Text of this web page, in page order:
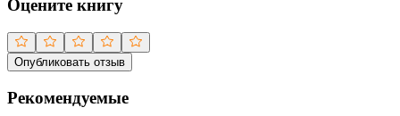
Оцените книгу
Опубликовать отзыв
Рекомендуемые